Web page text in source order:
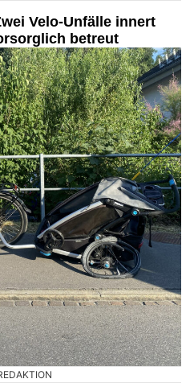
Velo-Unfälle innert
betreut